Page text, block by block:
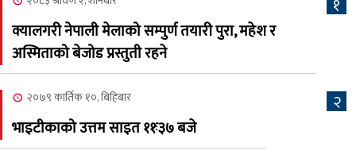
२०८३ श्रावण ६, बुधबार
कामना खबर पत्रिका
७ क्यालगरी नेपाली मेला
१
क्यालगरी नेपाली मेलाको सम्पुर्ण तयारी पुरा, महेश र
अस्मिताको बेजोड प्रस्तुती रहने
२
२०७९ कार्तिक १०, बिहिबार
भाइटीकाको उत्तम साइत ११ः३७ बजे